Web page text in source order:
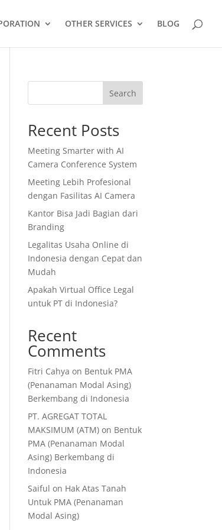
OTHER SERVICES BLOG
Search
Recent Posts
Meeting Smarter with AI
Camera Conference System
Meeting Lebih Profesional
dengan Fasilitas AI Camera
Kantor Bisa Jadi Bagian dari
Branding
Legalitas Usaha Online di
Indonesia dengan Cepat dan
Mudah
Apakah Virtual Office Legal
untuk PT di Indonesia?
Recent
Comments
Fitri Cahya on Bentuk PMA
(Penanaman Modal Asing)
Berkembang di Indonesia
PT. AGREGAT TOTAL
MAKSIMUM (ATM) on Bentuk
PMA (Penanaman Modal
Asing) Berkembang di
Indonesia
Saiful on Hak Atas Tanah
Untuk PMA (Penanaman
Modal Asing)